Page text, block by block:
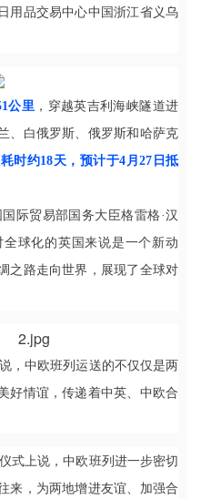
用品交易中心中国浙江省义乌
公里 ，穿越英吉利海峡隧道进
、白俄罗斯、俄罗斯和哈萨克
时约18天，预计于4月27日抵
际贸易部国务大臣格雷格·汉
球化的英国来说是一个新动
之路走向世界，展现了全球对
，中欧班列运送的不仅仅是两
好情谊，传递着中英、中欧合
式上说，中欧班列进一步密切
来，为两地增进友谊、加强合